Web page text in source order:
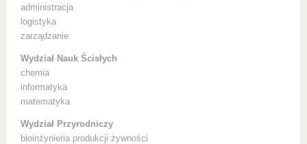
administracja
logistyka
zarządzanie
Wydział Nauk Ścisłych
chemia
informatyka
matematyka
Wydział Przyrodniczy
bioinżynieria produkcji żywności